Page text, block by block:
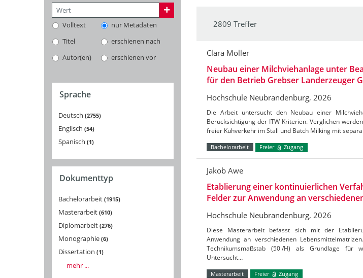
Volltext
nur Metadaten
Titel
erschienen nach
Autor(en)
erschienen vor
Sprache
Deutsch 2755
Englisch 54
Spanisch 1
Dokumenttyp
Bachelorarbeit 1915
Masterarbeit 610
Diplomarbeit 276
Monographie 6
Dissertation 1
mehr ...
2809 Treffer
Clara Möller
Neubau einer Milchviehanlage unter
für den Betrieb Grebser Landerzeuger
Hochschule Neubrandenburg, 2026
Die Arbeit untersucht den Neubau einer
Berücksichtigung der ITW-Kriterien. Verglichen
freier Kuhverkehr im Stall und Batch Milking mit
Bachelorarbeit Freier Zugang
Jakob Awe
Etablierung einer kontinuierlichen
Felder zur Anwendung an
Hochschule Neubrandenburg, 2026
Diese Masterarbeit befasst sich mit der
Anwendung an verschiedenen
Technikumsmaßstab (50l/H) als Grundlage für
Untersucht…
Masterarbeit Freier Zugang